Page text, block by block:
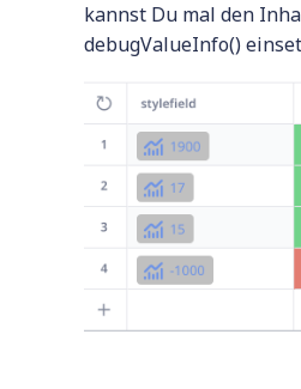
kannst Du mal den
debugValueInfo()